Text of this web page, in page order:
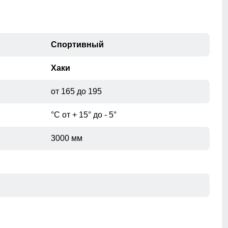
Спортивный
Хаки
от 165 до 195
°С от + 15° до - 5°
3000 мм